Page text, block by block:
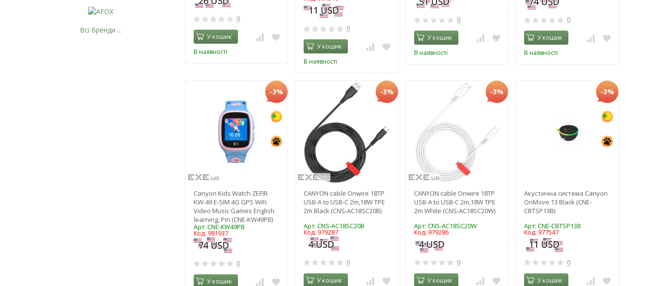
0
У кошик
В наявності
0
У кошик
В наявності
0
У кошик
В наявності
0
У кошик
В наявності
-3%
Canyon Kids Watch ZEFIR
KW-49 E-SIM 4G GPS WiFi
Video Music Games English
learning, Pin (CNE-KW49PB)
Арт: CNE-KW49PB
Код: 981937
0
У кошик
-3%
CANYON cable Onwire 18TP
USB-A to USB-C 2m,18W TPE
2m Black (CNS-AC18SC20B)
Арт: CNS-AC18SC20B
Код: 979287
0
У кошик
-3%
CANYON cable Onwire 18TP
USB-A to USB-C 2m,18W TPE
2m White (CNS-AC18SC20W)
Арт: CNS-AC18SC20W
Код: 979286
0
У кошик
-3%
Акустична система Canyon
OnMove 13 Black (CNE-
CBTSP13B)
Арт: CNE-CBTSP13B
Код: 977547
0
У кошик
Всі бренди ...